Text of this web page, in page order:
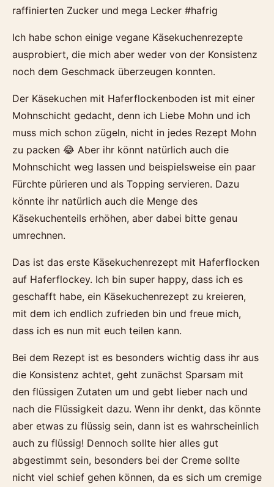
raffinierten Zucker und mega Lecker #hafrig
Ich habe schon einige vegane Käsekuchenrezepte
ausprobiert, die mich aber weder von der Konsistenz
noch dem Geschmack überzeugen konnten.
Der Käsekuchen mit Haferflockenboden ist mit einer
Mohnschicht gedacht, denn ich Liebe Mohn und ich
muss mich schon zügeln, nicht in jedes Rezept Mohn
zu packen 😂 Aber ihr könnt natürlich auch die
Mohnschicht weg lassen und beispielsweise ein paar
Fürchte pürieren und als Topping servieren. Dazu
könnte ihr natürlich auch die Menge des
Käsekuchenteils erhöhen, aber dabei bitte genau
umrechnen.
Das ist das erste Käsekuchenrezept mit Haferflocken
auf Haferflockey. Ich bin super happy, dass ich es
geschafft habe, ein Käsekuchenrezept zu kreieren,
mit dem ich endlich zufrieden bin und freue mich,
dass ich es nun mit euch teilen kann.
Bei dem Rezept ist es besonders wichtig dass ihr aus
die Konsistenz achtet, geht zunächst Sparsam mit
den flüssigen Zutaten um und gebt lieber nach und
nach die Flüssigkeit dazu. Wenn ihr denkt, das könnte
aber etwas zu flüssig sein, dann ist es wahrscheinlich
auch zu flüssig! Dennoch sollte hier alles gut
abgestimmt sein, besonders bei der Creme sollte
nicht viel schief gehen können, da es sich um cremige